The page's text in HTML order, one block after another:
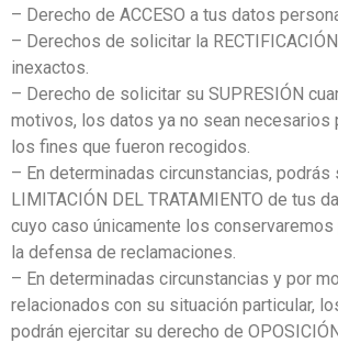
– Derecho de ACCESO a tus datos
– Derechos de solicitar la
inexactos.
– Derecho de solicitar su SUPRESIÓN
motivos, los datos ya no sean necesarios
los fines que fueron recogidos.
– En determinadas circunstancias, podrás
LIMITACIÓN DEL TRATAMIENTO de tus
cuyo caso únicamente los
la defensa de reclamaciones.
– En determinadas circunstancias y por
relacionados con su situación particular,
podrán ejercitar su derecho de